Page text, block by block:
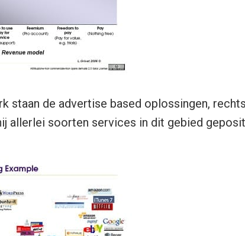
staan de advertise based oplossingen,
allerlei soorten services in dit gebied